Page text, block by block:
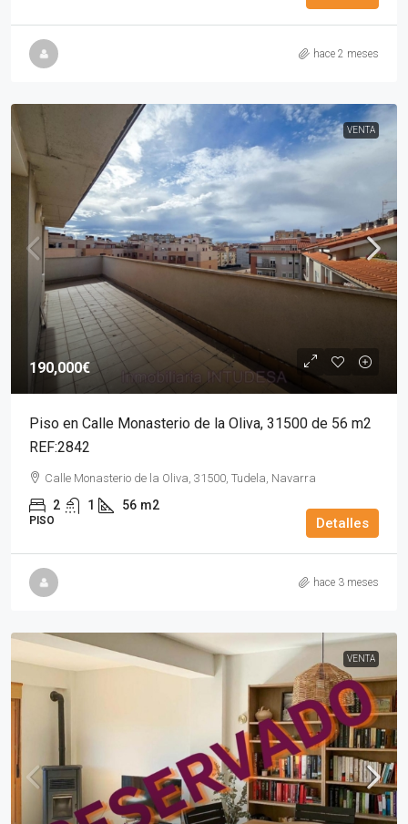
hace 2 meses
VENTA
190,000€
Piso en Calle Monasterio de la Oliva, 31500 de 56 m2
REF:2842
Calle Monasterio de la Oliva, 31500, Tudela, Navarra
2 1 56 m2
PISO Detalles
hace 3 meses
VENTA